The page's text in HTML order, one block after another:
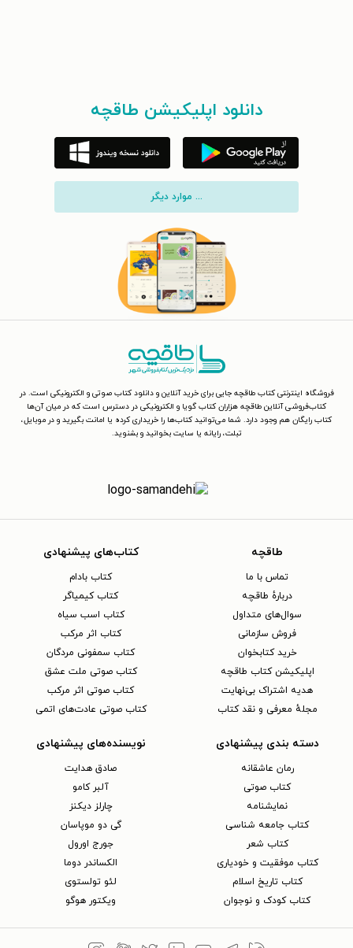
دانلود اپلیکیشن طاقچه
... موارد دیگر
فروشگاه اینترنتی کتاب طاقچه جایی برای خرید آنلاین و دانلود کتاب صوتی و الکترونیکی است. در
کتاب‌فروشی آنلاین طاقچه هزاران کتاب گویا و الکترونیکی در دسترس است که در میان آن‌ها
کتاب رایگان هم وجود دارد. شما می‌توانید کتاب‌ها را خریداری کرده یا امانت بگیرید و در موبایل،
تبلت، رایانه یا سایت بخوانید و بشنوید.
طاقچه
تماس با ما
دربارهٔ طاقچه
سوال‌های متداول
فروش سازمانی
خرید کتابخوان
اپلیکیشن کتاب طاقچه
هدیه اشتراک بی‌نهایت
مجلهٔ معرفی و نقد کتاب
کتاب‌های پیشنهادی
کتاب بادام
کتاب کیمیاگر
کتاب اسب سیاه
کتاب اثر مرکب
کتاب سمفونی مردگان
کتاب صوتی ملت عشق
کتاب صوتی اثر مرکب
کتاب صوتی عادت‌های اتمی
دسته بندی پیشنهادی
رمان عاشقانه
کتاب‌ صوتی
نمایشنامه
کتاب جامعه شناسی
کتاب شعر
کتاب موفقیت و خودیاری
کتاب تاریخ اسلام
کتاب کودک و نوجوان
نویسنده‌های پیشنهادی
صادق هدایت
آلبر کامو
چارلز دیکنز
گی دو موپاسان
جورج اورول
الکساندر دوما
لئو تولستوی
ویکتور هوگو